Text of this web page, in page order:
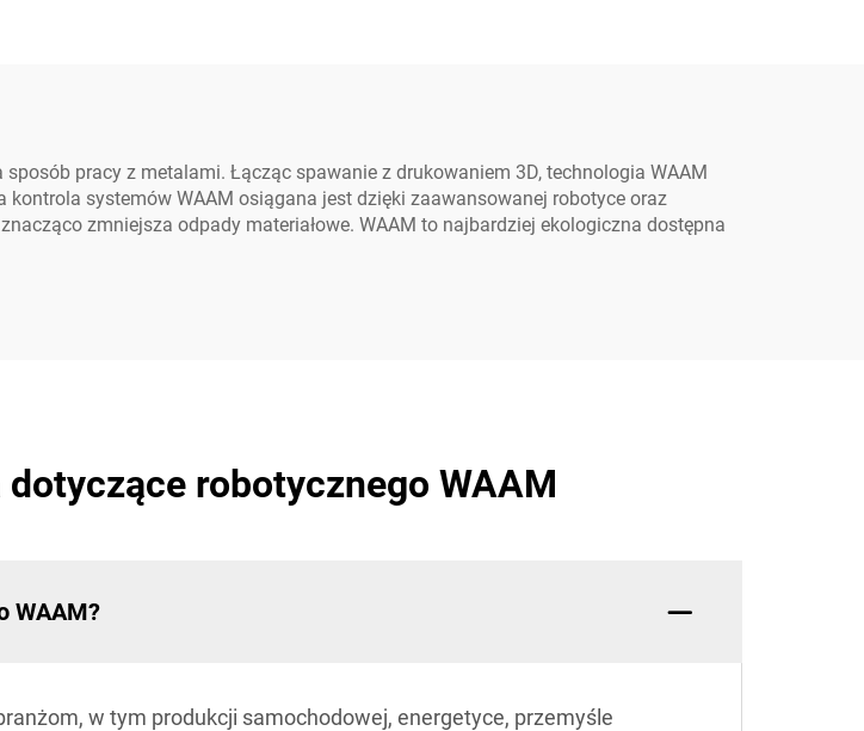
pracy z metalami. Łącząc spawanie z drukowaniem 3D, technologia WAAM
systemów WAAM osiągana jest dzięki zaawansowanej robotyce oraz
zmniejsza odpady materiałowe. WAAM to najbardziej ekologiczna dostępna
robotycznego WAAM
WAAM?
w tym produkcji samochodowej, energetyce, przemyśle